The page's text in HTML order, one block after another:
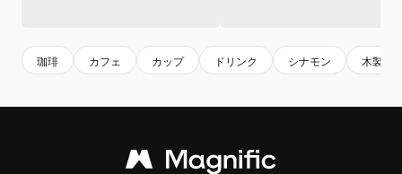
珈琲 カフェ カップ ドリンク シナモン 木製